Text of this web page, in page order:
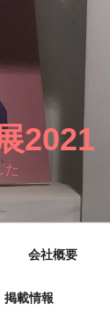
2021
た
会社概要
掲載情報